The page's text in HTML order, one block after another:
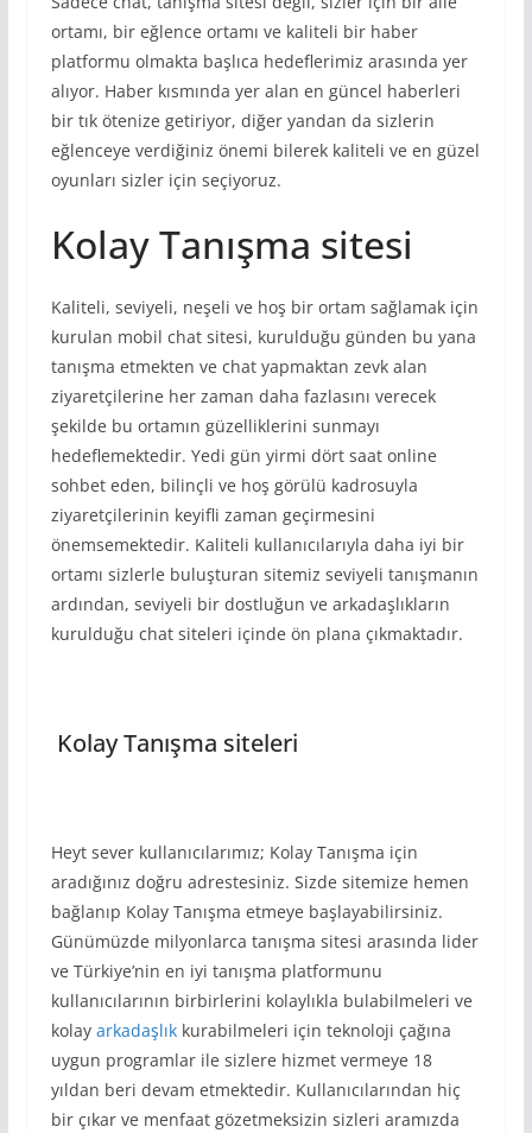
ortamı, bir eğlence ortamı ve kaliteli bir haber
platformu olmakta başlıca hedeflerimiz arasında yer
alıyor. Haber kısmında yer alan en güncel haberleri
bir tık ötenize getiriyor, diğer yandan da sizlerin
eğlenceye verdiğiniz önemi bilerek kaliteli ve en güzel
oyunları sizler için seçiyoruz.
Kolay Tanışma sitesi
Kaliteli, seviyeli, neşeli ve hoş bir ortam sağlamak için
kurulan mobil chat sitesi, kurulduğu günden bu yana
tanışma etmekten ve chat yapmaktan zevk alan
ziyaretçilerine her zaman daha fazlasını verecek
şekilde bu ortamın güzelliklerini sunmayı
hedeflemektedir. Yedi gün yirmi dört saat online
sohbet eden, bilinçli ve hoş görülü kadrosuyla
ziyaretçilerinin keyifli zaman geçirmesini
önemsemektedir. Kaliteli kullanıcılarıyla daha iyi bir
ortamı sizlerle buluşturan sitemiz seviyeli tanışmanın
ardından, seviyeli bir dostluğun ve arkadaşlıkların
kurulduğu chat siteleri içinde ön plana çıkmaktadır.
Kolay Tanışma siteleri
Heyt sever kullanıcılarımız; Kolay Tanışma için
aradığınız doğru adrestesiniz. Sizde sitemize hemen
bağlanıp Kolay Tanışma etmeye başlayabilirsiniz.
Günümüzde milyonlarca tanışma sitesi arasında lider
ve Türkiye’nin en iyi tanışma platformunu
kullanıcılarının birbirlerini kolaylıkla bulabilmeleri ve
kolay arkadaşlıkkurabilmeleri için teknoloji çağına
uygun programlar ile sizlere hizmet vermeye 18
yıldan beri devam etmektedir. Kullanıcılarından hiç
bir çıkar ve menfaat gözetmeksizin sizleri aramızda